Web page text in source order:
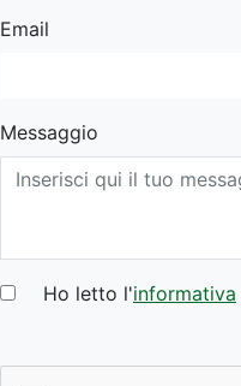
Email
Messaggio
Ho letto l'informativa